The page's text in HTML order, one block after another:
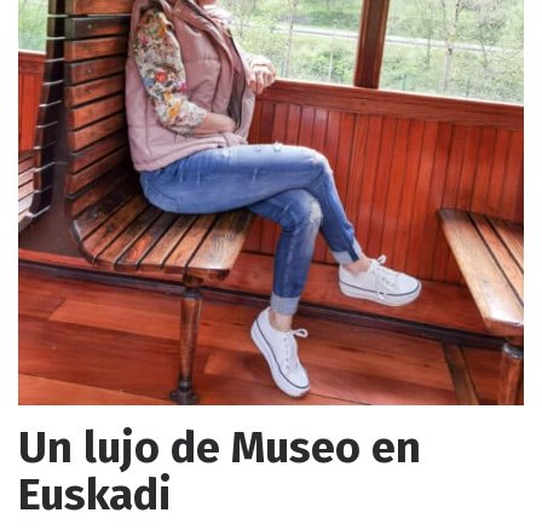
Un lujo de Museo en
Euskadi